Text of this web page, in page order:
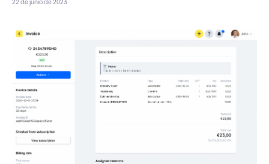
22 de junio de 2023